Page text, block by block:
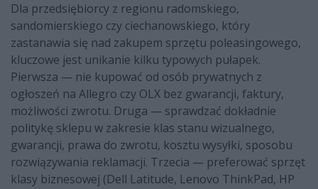
Dla przedsiębiorcy z regionu radomskiego,
sandomierskiego czy ciechanowskiego, który
zastanawia się nad zakupem sprzętu poleasingowego,
kluczowe jest unikanie kilku typowych pułapek.
Pierwsza — nie kupować od osób prywatnych z
ogłoszeń na Allegro czy OLX bez gwarancji, faktury,
możliwości zwrotu. Druga — sprawdzać dokładnie
politykę sklepu w zakresie klas stanu wizualnego,
gwarancji, prawa do zwrotu, kosztu wysyłki, sposobu
rozwiązywania reklamacji. Trzecia — preferować sprzęt
klasy biznesowej (Dell Latitude, Lenovo ThinkPad, HP